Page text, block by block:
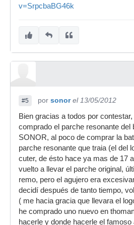
v=SrpcbaBG46k
#5 por sonor el 13/05/2012
Bien gracias a todos por
comprado el parche resonante del
SONOR, al poco de comprar la
parche resonante que traia (el del
cuter, de ésto hace ya mas de 17
vuelto a llevar el parche original,
remo, pero el agujero era
decidí después de tanto tiempo,
( me hacia gracia que llevara el
he comprado uno nuevo en
hacerle y donde hacerle el famoso